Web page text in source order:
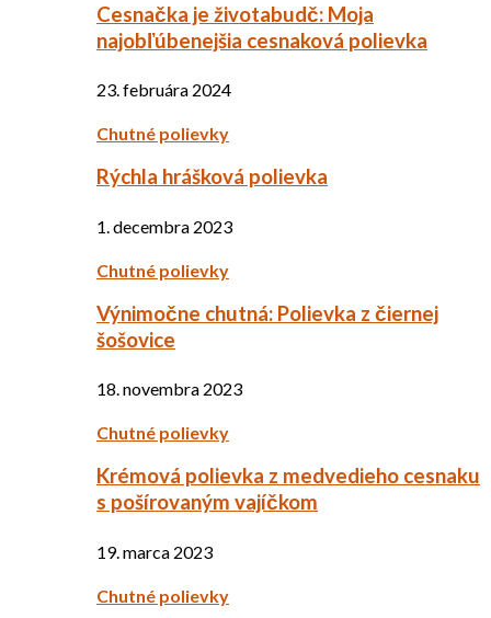
Cesnačka je životabudč: Moja
najobľúbenejšia cesnaková polievka
23. februára 2024
Chutné polievky
Rýchla hrášková polievka
1. decembra 2023
Chutné polievky
Výnimočne chutná: Polievka z čiernej
šošovice
18. novembra 2023
Chutné polievky
Krémová polievka z medvedieho cesnaku
s pošírovaným vajíčkom
19. marca 2023
Chutné polievky